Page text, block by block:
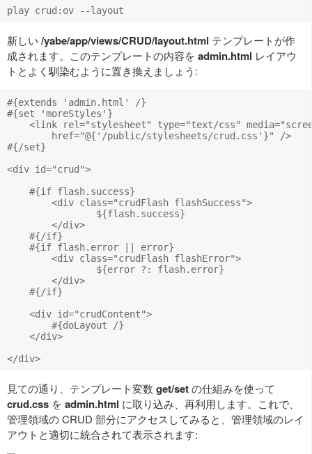
新しい /yabe/app/views/CRUD/layout.html テンプレートが作
成されます。このテンプレートの内容を admin.html レイアウ
トとよく馴染むように置き換えましょう:
#{extends 'admin.html' /}
#{set 'moreStyles'}
<link rel="stylesheet" type="text/css"
        href="@{'/public/stylesheets/crud.css'}" />
#{/set}
<div id="crud">
    #{if flash.success}
    #{/if}
    #{if flash.error || error}
    #{/if}
    <div id="crudContent">
    </div>
見ての通り、テンプレート変数 get/setの仕組みを使って
crud.css を admin.html に取り込み、再利用します。これで、
管理領域の CRUD 部分にアクセスしてみると、管理領域のレイ
アウトと適切に統合されて表示されます: